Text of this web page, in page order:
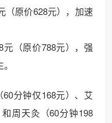
（原价628元），加速
元（原价788元），强
分钟仅168元）、艾
周天灸（60分钟198